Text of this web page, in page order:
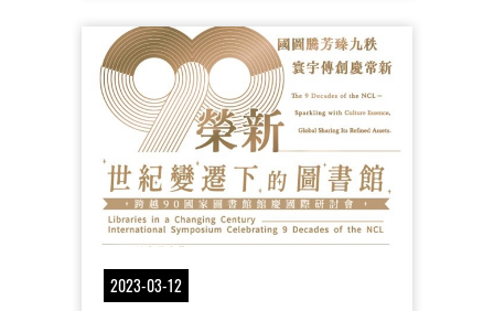
2023-03-12